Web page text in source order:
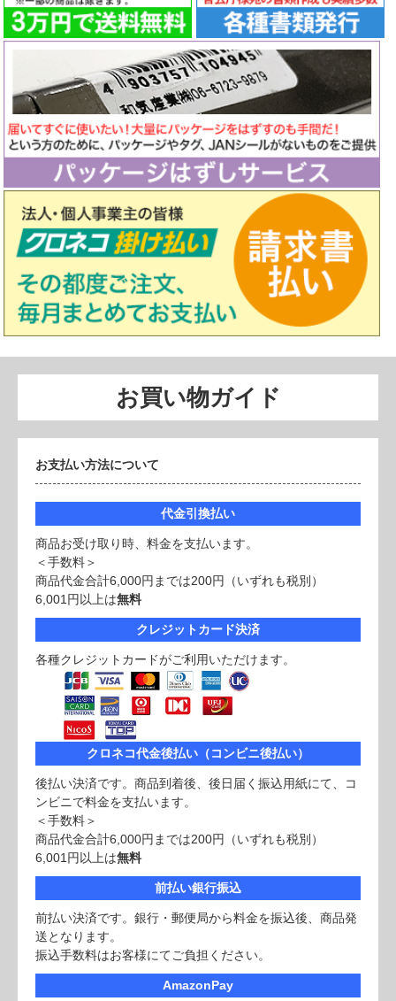
お買い物ガイド
お支払い方法について
代金引換払い
商品お受け取り時、料金を支払います。
＜手数料＞
商品代金合計6,000円までは200円（いずれも税別）
6,001円以上は無料
クレジットカード決済
各種クレジットカードがご利用いただけます。
クロネコ代金後払い（コンビニ後払い）
後払い決済です。商品到着後、後日届く振込用紙にて、コ
ンビニで料金を支払います。
＜手数料＞
商品代金合計6,000円までは200円（いずれも税別）
6,001円以上は無料
前払い銀行振込
前払い決済です。銀行・郵便局から料金を振込後、商品発
送となります。
振込手数料はお客様にてご負担ください。
AmazonPay